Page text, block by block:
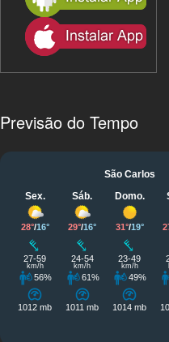
Previsão do Tempo